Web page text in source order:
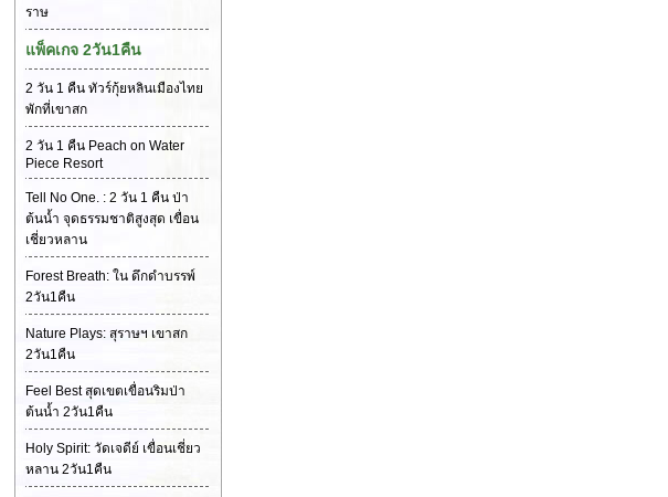
ราษ
แพ็คเกจ 2วัน1คืน
2 วัน 1 คืน ทัวร์กุ้ยหลินเมืองไทย
พักที่เขาสก
2 วัน 1 คืน Peach on Water
Piece Resort
Tell No One. : 2 วัน 1 คืน ป่า
ต้นน้ำ จุดธรรมชาติสูงสุด เขื่อน
เชี่ยวหลาน
Forest Breath: ใน ดึกดำบรรพ์
2วัน1คืน
Nature Plays: สุราษฯ เขาสก
2วัน1คืน
Feel Best สุดเขตเขื่อนริมป่า
ต้นน้ำ 2วัน1คืน
Holy Spirit: วัดเจดีย์ เขื่อนเชี่ยว
หลาน 2วัน1คืน